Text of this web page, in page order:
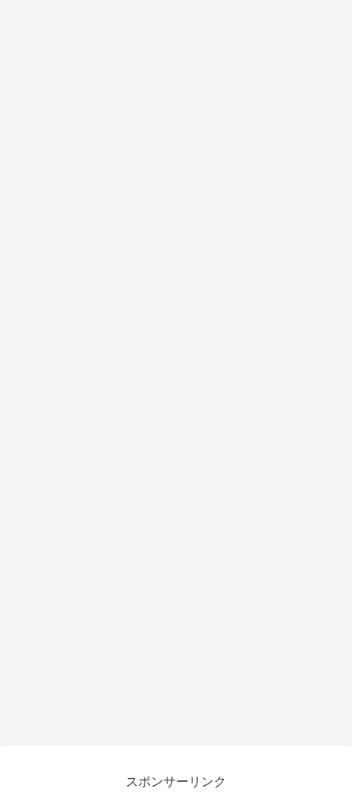
スポンサーリンク